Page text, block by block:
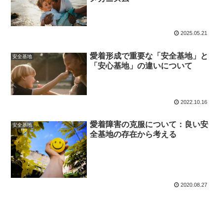
2025.05.21
安全基地
愛着形成で重要な「安全基地」と
「安心基地」の違いについて
2022.10.16
安全基地
愛着障害の克服について：良い安
全基地の存在から考える
2020.08.27